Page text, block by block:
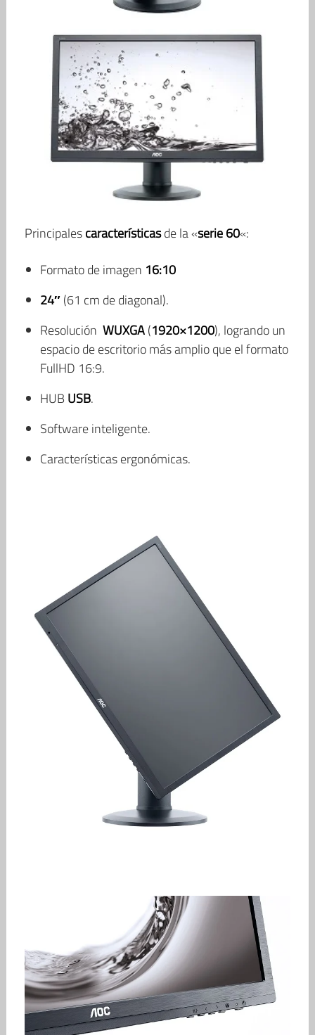
Principalescaracterísticasde la «serie 60«:
Formato de imagen 16:10
24″(61 cm de diagonal).
Resolución WUXGA(1920×1200), logrando un
espacio de escritorio más amplio que el formato
FullHD 16:9.
HUB USB.
Software inteligente.
Características ergonómicas.